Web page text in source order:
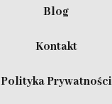
Blog
Kontakt
Polityka Prywatności